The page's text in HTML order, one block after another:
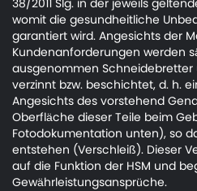
38/2011 Slg. in der jeweils
womit die gesundheitliche
garantiert wird. Angesichts der
Kundenanforderungen werden
ausgenommen Schneidebretter
verzinnt bzw. beschichtet, d. h.
Angesichts des vorstehend
Oberfläche dieser Teile beim
Fotodokumentation unten), so
entstehen (Verschleiß). Dieser
auf die Funktion der HSM und
Gewährleistungsansprüche.